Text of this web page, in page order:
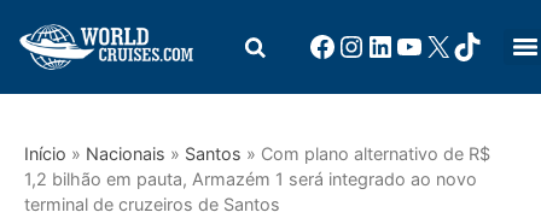
Início » Nacionais » Santos » Com plano alternativo de R$
1,2 bilhão em pauta, Armazém 1 será integrado ao novo
terminal de cruzeiros de Santos